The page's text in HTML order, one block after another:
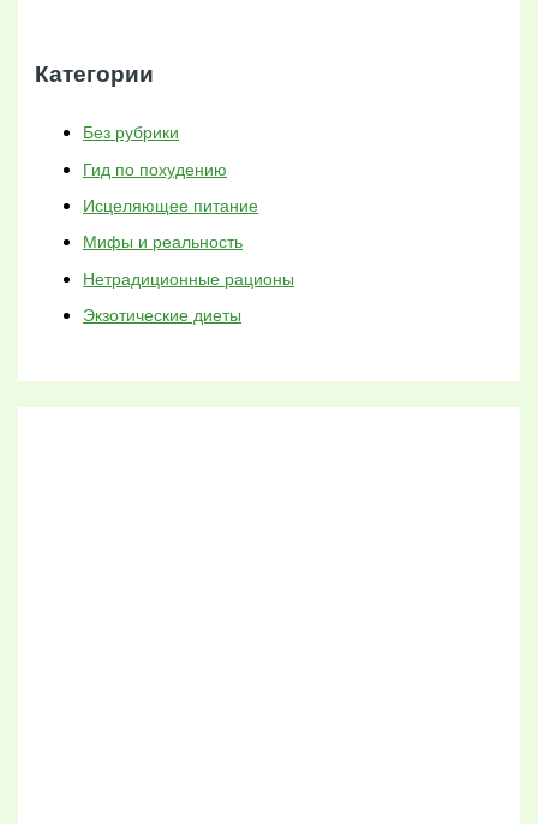
Категории
Без рубрики
Гид по похудению
Исцеляющее питание
Мифы и реальность
Нетрадиционные рационы
Экзотические диеты